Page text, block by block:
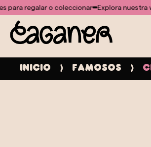
No se ha encontrado ninguna plantilla para el
o coleccionar Explora nuestra web llena de
Inicio Famosos